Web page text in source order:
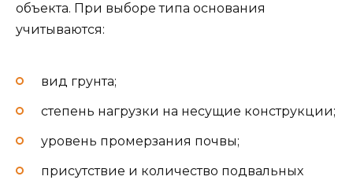
объекта. При выборе типа основания
учитываются:
вид грунта;
степень нагрузки на несущие конструкции;
уровень промерзания почвы;
присутствие и количество подвальных